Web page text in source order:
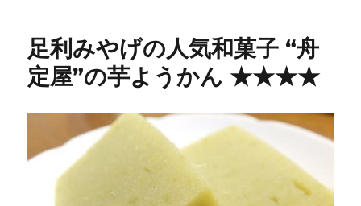
足利みやげの人気和菓子 “舟
定屋”の芋ようかん ★★★★